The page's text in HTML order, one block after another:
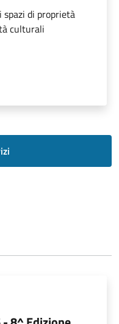
spazi di proprietà
culturali